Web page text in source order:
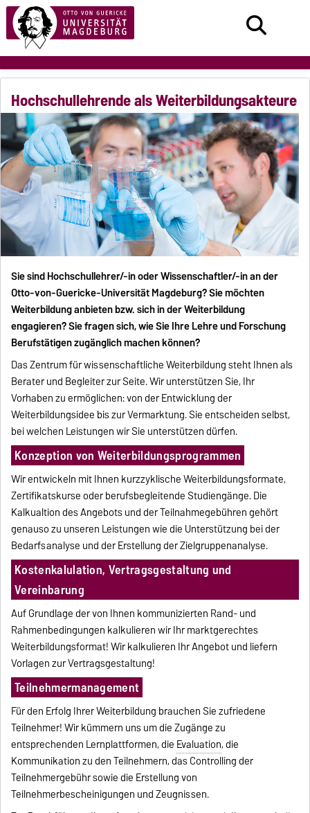
Hochschullehrende als Weiterbildungsakteure
Sie sind Hochschullehrer/-in oder Wissenschaftler/-in an der
Otto-von-Guericke-Universität Magdeburg? Sie möchten
Weiterbildung anbieten bzw. sich in der Weiterbildung
engagieren? Sie fragen sich, wie Sie Ihre Lehre und Forschung
Berufstätigen zugänglich machen können?
Das Zentrum für wissenschaftliche Weiterbildung steht Ihnen als
Berater und Begleiter zur Seite. Wir unterstützen Sie, Ihr
Vorhaben zu ermöglichen: von der Entwicklung der
Weiterbildungsidee bis zur Vermarktung. Sie entscheiden selbst,
bei welchen Leistungen wir Sie unterstützen dürfen.
Konzeption von Weiterbildungsprogrammen
Wir entwickeln mit Ihnen kurzzyklische Weiterbildungsformate,
Zertifikatskurse oder berufsbegleitende Studiengänge. Die
Kalkualtion des Angebots und der Teilnahmegebühren gehört
genauso zu unseren Leistungen wie die Unterstützung bei der
Bedarfsanalyse und der Erstellung der Zielgruppenanalyse.
Kostenkalulation, Vertragsgestaltung und
Vereinbarung
Auf Grundlage der von Ihnen kommunizierten Rand- und
Rahmenbedingungen kalkulieren wir Ihr marktgerechtes
Weiterbildungsformat! Wir kalkulieren Ihr Angebot und liefern
Vorlagen zur Vertragsgestaltung!
Teilnehmermanagement
Für den Erfolg Ihrer Weiterbildung brauchen Sie zufriedene
Teilnehmer! Wir kümmern uns um die Zugänge zu
entsprechenden Lernplattformen, die Evaluation, die
Kommunikation zu den Teilnehmern, das Controlling der
Teilnehmergebühr sowie die Erstellung von
Teilnehmerbescheinigungen und Zeugnissen.